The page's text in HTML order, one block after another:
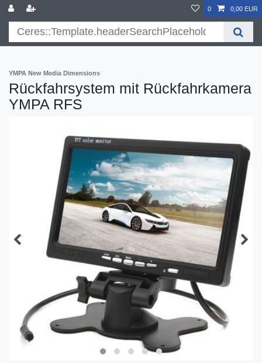
0 0,00 EUR
YMPA New Media Dimensions
Rückfahrsystem mit Rückfahrkamera
YMPA RFS